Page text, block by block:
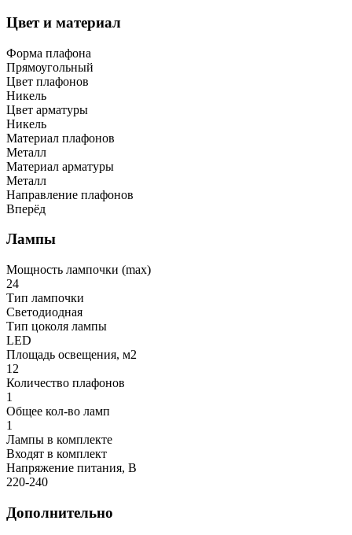
Цвет и материал
Форма плафона
Прямоугольный
Цвет плафонов
Никель
Цвет арматуры
Никель
Материал плафонов
Металл
Материал арматуры
Металл
Направление плафонов
Вперёд
Лампы
Мощность лампочки (max)
24
Тип лампочки
Светодиодная
Тип цоколя лампы
LED
Площадь освещения, м2
12
Количество плафонов
1
Общее кол-во ламп
1
Лампы в комплекте
Входят в комплект
Напряжение питания, В
220-240
Дополнительно